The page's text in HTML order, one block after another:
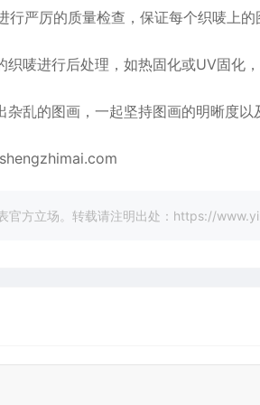
严厉的质量检查，保证每个织唛上的
唛进行后处理，如热固化或UV固化
乱的图画，一起坚持图画的明晰度以
官方立场。转载请注明出处：https://